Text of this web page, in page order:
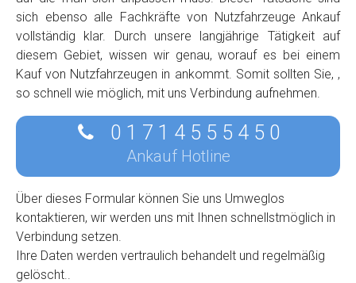
sich ebenso alle Fachkräfte von Nutzfahrzeuge Ankauf
vollständig klar. Durch unsere langjährige Tätigkeit auf
diesem Gebiet, wissen wir genau, worauf es bei einem
Kauf von Nutzfahrzeugen in ankommt. Somit sollten Sie, ,
so schnell wie möglich, mit uns Verbindung aufnehmen.
0 1 7 1 4 5 5 5 4 5 0
Ankauf Hotline
Über dieses Formular können Sie uns Umweglos
kontaktieren, wir werden uns mit Ihnen schnellstmöglich in
Verbindung setzen.
Ihre Daten werden vertraulich behandelt und regelmäßig
gelöscht..